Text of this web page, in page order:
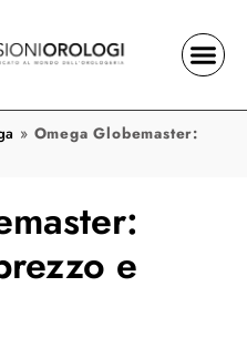
» Omega Globemaster:
e